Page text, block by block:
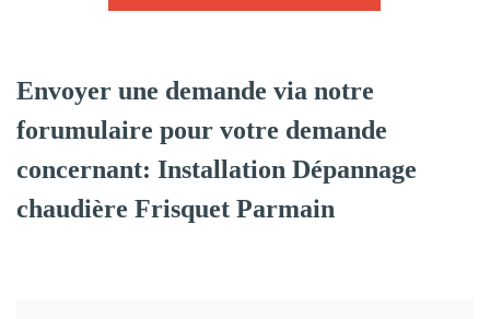
Envoyer une demande via notre
forumulaire pour votre demande
concernant: Installation Dépannage
chaudière Frisquet Parmain